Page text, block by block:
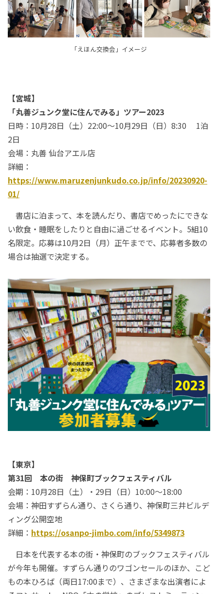
「えほん交換会」イメージ
【宮城】
「丸善ジュンク堂に住んでみる」ツアー2023
日時：10月28日（土）22:00～10月29日（日）8:30 1泊
2日
会場：丸善 仙台アエル店
詳細：
https://www.maruzenjunkudo.co.jp/info/20230920-
01/
書店に泊まって、本を読んだり、書店でめったにできな
い飲食・睡眠をしたりと自由に過ごせるイベント。5組10
名限定。応募は10月2日（月）正午までで、応募者多数の
場合は抽選で決定する。
【東京】
第31回 本の街 神保町ブックフェスティバル
会期：10月28日（土）・29日（日）10:00～18:00
会場：神田すずらん通り、さくら通り、神保町三井ビルデ
ィング公開空地
詳細： https://osanpo-jimbo.com/info/5349873
日本を代表する本の街・神保町のブックフェスティバル
が今年も開催。すずらん通りのワゴンセールのほか、こど
もの本ひろば（両日17:00まで）、さまざまな出演者によ